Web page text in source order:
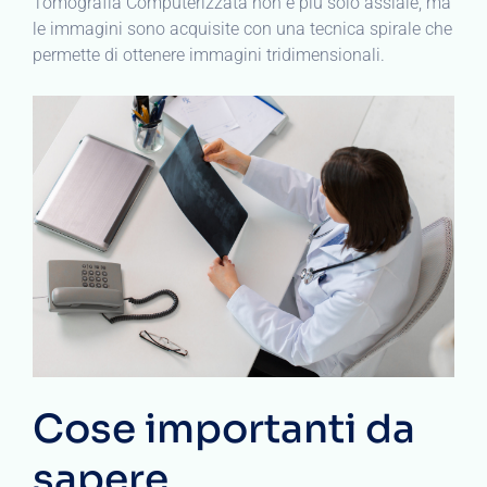
le immagini sono acquisite con una tecnica spirale che
permette di ottenere immagini tridimensionali.
Cose importanti da